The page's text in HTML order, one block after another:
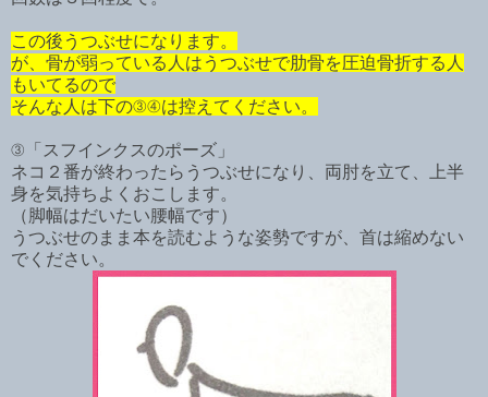
この後うつぶせになります。
が、骨が弱っている人はうつぶせで肋骨を圧迫骨折する人
もいてるので
そんな人は下の③④は控えてください。
③「スフインクスのポーズ」
ネコ２番が終わったらうつぶせになり、両肘を立て、上半
身を気持ちよくおこします。
（脚幅はだいたい腰幅です）
うつぶせのまま本を読むような姿勢ですが、首は縮めない
でください。